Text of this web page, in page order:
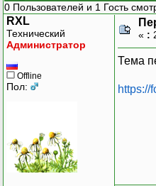
0 Пользователей и 1 Гость
RXL
Технический
Администратор
Offline
Пол:
« :
Тема
https://